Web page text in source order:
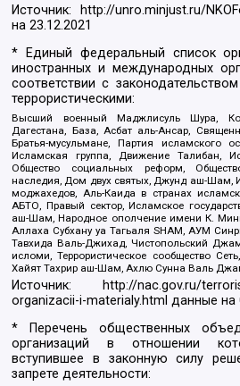
Источник: http://unro.minjust.ru/
на23.12.2021
* Единый федеральный список
иностранных и международных
соответствии с
террористическими:
Высший военный Маджлисуль Шура,
Дагестана, База, Асбат аль-Ансар,
Братья-мусульмане, Партия исламского
Исламская группа, Движение Талибан,
Общество социальных реформ,
наследия, Дом двух святых, Джунд аш-
моджахедов, Аль-Каида в странах
АБТО, Правый сектор, Исламское
аш-Шам, Народное ополчение имени К.
Аллаха Субхану уа Тагьаля SHAM, АУМ
Тавхида Валь-Джихад, Чистопольский
исломи, Террористическое сообщество
Хайят Тахрир аш-Шам, Ахлю Сунна Валь
Источник:
http://nac.gov.ru/
organizacii-i-materialy.html данные на
* Перечень общественных
организаций в отношении
вступившее в законную силу
запрете деятельности: